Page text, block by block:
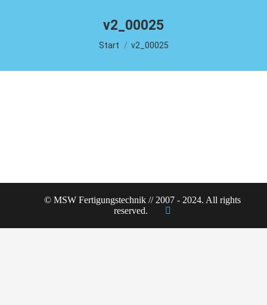
v2_00025
Start v2_00025
© MSW Fertigungstechnik // 2007 - 2024. All rights
reserved.